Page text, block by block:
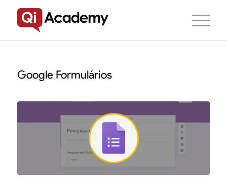
Google Formulários